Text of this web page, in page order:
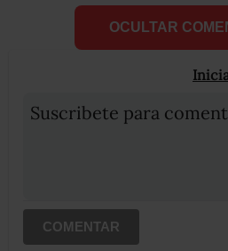
OCULTAR
Suscribete para
COMENTAR